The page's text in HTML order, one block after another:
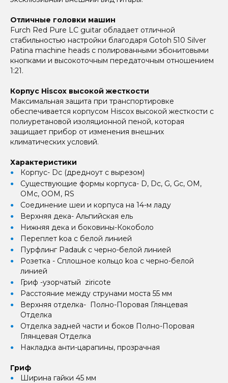
Отличные головки машин
Furch Red Pure LC guitar обладает отличной
стабильностью настройки благодаря Gotoh 510 Silver
Patina machine heads с полированными эбонитовыми
кнопками и высокоточным передаточным отношением
1:21.
Корпус Hiscox высокой жесткости
Максимальная защита при транспортировке
обеспечивается корпусом Hiscox высокой жесткости с
полиуретановой изоляционной пеной, которая
защищает прибор от изменения внешних
климатических условий.
Характеристики
Корпус- Dc (дредноут с вырезом)
Существующие формы корпуса- D, Dc, G, Gc, OM,
OMc, OOM, RS
Соединение шеи и корпуса на 14-м ладу
Верхняя дека- Альпийская ель
Нижняя дека и боковины-Кокоболо
Переплет koa с белой линией
Пурфлинг Padauk с черно-белой линией
Розетка - Сплошное кольцо koa с черно-белой
линией
Гриф -узорчатый ziricote
Расстояние между струнами моста 55 мм
Верхняя отделка- Полно-Поровая Глянцевая
Отделка
Отделка задней части и боков Полно-Поровая
Глянцевая Отделка
Накладка анти-царапины, прозрачная
Гриф
Ширина гайки 45 мм